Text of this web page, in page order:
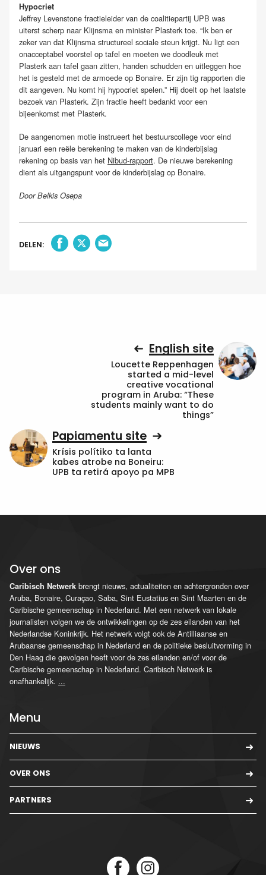
Hypocriet
Jeffrey Levenstone fractieleider van de coalitiepartij UPB was
uiterst scherp naar Klijnsma en minister Plasterk toe. “Ik ben er
zeker van dat Klijnsma structureel sociale steun krijgt. Nu ligt een
onacceptabel voorstel op tafel en moeten we doodleuk met
Plasterk aan tafel gaan zitten, handen schudden en uitleggen hoe
het is gesteld met de armoede op Bonaire. Er zijn tig rapporten die
dit aangeven. Nu komt hij hypocriet spelen.” Hij doelt op het laatste
bezoek van Plasterk. Zijn fractie heeft bedankt voor een
bijeenkomst met Plasterk.
De aangenomen motie instrueert het bestuurscollege voor eind
januari een reële berekening te maken van de kinderbijslag
rekening op basis van het Nibud-rapport. De nieuwe berekening
dient als uitgangspunt voor de kinderbijslag op Bonaire.
Door Belkis Osepa
DELEN:
English site
Loucette Reppenhagen
started a mid-level
creative vocational
program in Aruba: “These
students mainly want to do
things”
Papiamentu site
Krísis polítiko ta lanta
kabes atrobe na Boneiru:
UPB ta retirá apoyo pa MPB
Over ons
Caribisch Netwerk brengt nieuws, actualiteiten en achtergronden over
Aruba, Bonaire, Curaçao, Saba, Sint Eustatius en Sint Maarten en de
Caribische gemeenschap in Nederland. Met een netwerk van lokale
journalisten volgen we de ontwikkelingen op de zes eilanden van het
Nederlandse Koninkrijk. Het netwerk volgt ook de Antilliaanse en
Arubaanse gemeenschap in Nederland en de politieke besluitvorming in
Den Haag die gevolgen heeft voor de zes eilanden en/of voor de
Caribische gemeenschap in Nederland. Caribisch Netwerk is
onafhankelijk. ...
Menu
NIEUWS
OVER ONS
PARTNERS